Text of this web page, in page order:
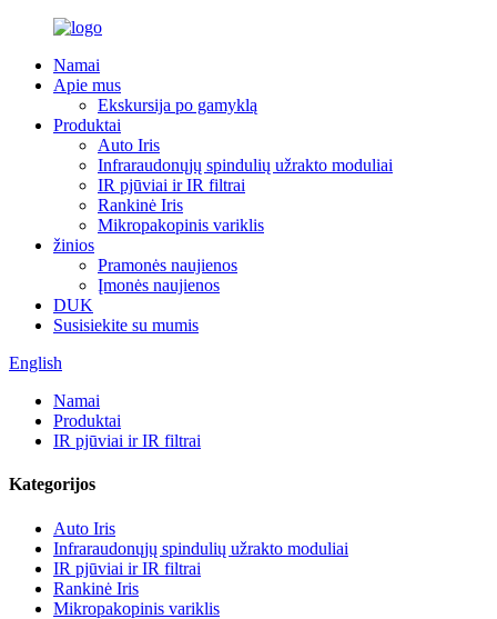
Namai
Apie mus
Ekskursija po gamyklą
Produktai
Auto Iris
Infraraudonųjų spindulių užrakto moduliai
IR pjūviai ir IR filtrai
Rankinė Iris
Mikropakopinis variklis
žinios
Pramonės naujienos
Įmonės naujienos
DUK
Susisiekite su mumis
English
Namai
Produktai
IR pjūviai ir IR filtrai
Kategorijos
Auto Iris
Infraraudonųjų spindulių užrakto moduliai
IR pjūviai ir IR filtrai
Rankinė Iris
Mikropakopinis variklis